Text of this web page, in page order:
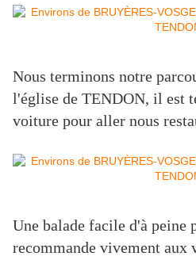
Nous terminons notre
l'église de TENDON, il est
voiture pour aller nous
Une balade facile d'à peine
recommande vivement aux